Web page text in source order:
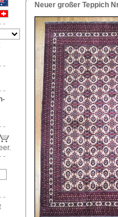
Neuer großer Teppich